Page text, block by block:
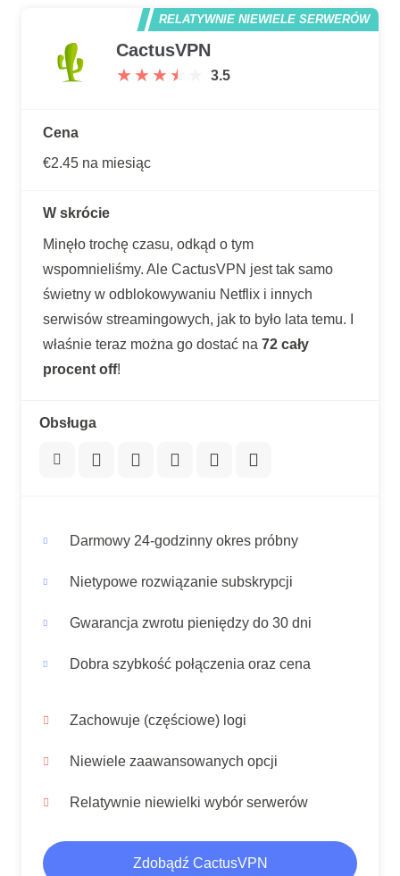
RELATYWNIE NIEWIELE SERWERÓW
CactusVPN
★ ★ ★ ★
★ ★ ★ ★ 3.5
Cena
€2.45 na miesiąc
W skrócie
Minęło trochę czasu, odkąd o tym
wspomnieliśmy. Ale CactusVPN jest tak samo
świetny w odblokowywaniu Netflix i innych
serwisów streamingowych, jak to było lata temu. I
właśnie teraz można go dostać na 72 cały
procent off!
Obsługa
Darmowy 24-godzinny okres próbny
Nietypowe rozwiązanie subskrypcji
Gwarancja zwrotu pieniędzy do 30 dni
Dobra szybkość połączenia oraz cena
Zachowuje (częściowe) logi
Niewiele zaawansowanych opcji
Relatywnie niewielki wybór serwerów
Zdobądź CactusVPN